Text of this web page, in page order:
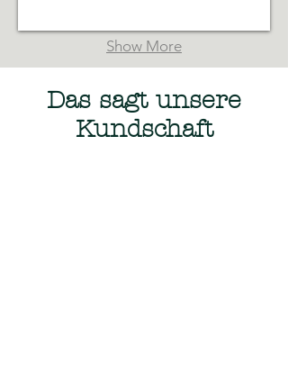
Show More
Das sagt unsere
Kundschaft